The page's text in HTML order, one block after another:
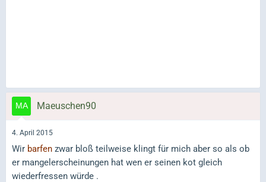
Maeuschen90
4. April 2015
Wir barfen zwar bloß teilweise klingt für mich aber so als ob
er mangelerscheinungen hat wen er seinen kot gleich
wiederfressen würde .